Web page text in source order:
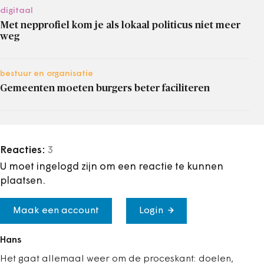
digitaal
Met nepprofiel kom je als lokaal politicus niet meer
weg
bestuur en organisatie
Gemeenten moeten burgers beter faciliteren
Reacties: 3
U moet ingelogd zijn om een reactie te kunnen
plaatsen.
Maak een account Login
Hans
Het gaat allemaal weer om de proceskant: doelen,